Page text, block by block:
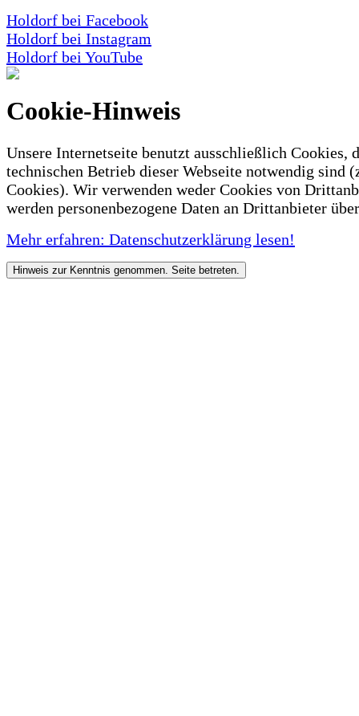
Holdorf bei Facebook
Holdorf bei Instagram
Holdorf bei YouTube
Cookie-Hinweis
Unsere Internetseite benutzt ausschließlich Cookies,
technischen Betrieb dieser Webseite notwendig sind
Cookies). Wir verwenden weder Cookies von
werden personenbezogene Daten an Drittanbieter
Mehr erfahren: Datenschutzerklärung lesen!
Hinweis zur Kenntnis genommen. Seite betreten.